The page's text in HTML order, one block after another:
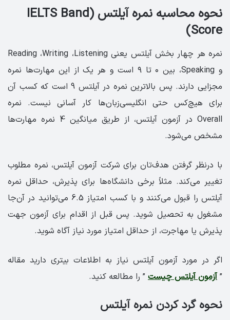
نحوه محاسبه نمره آیلتس (IELTS Band
Score)
نمره هر چهار بخش آیلتس یعنی Reading ،Writing ،Listening
و Speaking، بین ۰ تا ۹ است و هر یک از این مهارت‌ها نمره
مجزایی دارند. پس بالاترین نمره در آیلتس 9 است که کسب آن
برای هیچ‌کس حتی انگلیسی‌زبان‌ها کار آسانی نیست. نمره
Overall در آزمون آیلتس، از طریق میانگین 4 نمره مهارت‌ها
مشخص می‌شود.
با درنظر گرفتن هدف‌تان برای شرکت آزمون آیلتس، نمره مطلوب
تغییر می‌کند. مثلاً برخی دانشگاه‌ها برای پذیرش، حداقل نمره
آیلتس را قبول می‌کنند و با کسب امتیاز 6.5 می‌توانید در آن‌جا
مشغول به تحصیل شوید. پس قبل از اقدام برای آزمون جهت
پذیرش یا مهاجرت، از حداقل امتیاز مورد نیاز آگاه شوید.
اگر در مورد آزمون آیلتس نیاز به اطلاعات بیتری دارید مقاله
”آزمون آیلتس چیست ” را مطالعه کنید.
نحوه گرد کردن نمره آیلتس